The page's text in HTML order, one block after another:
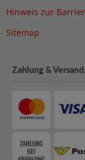
Hinweis zur
Sitemap
Zahlung & Versand: